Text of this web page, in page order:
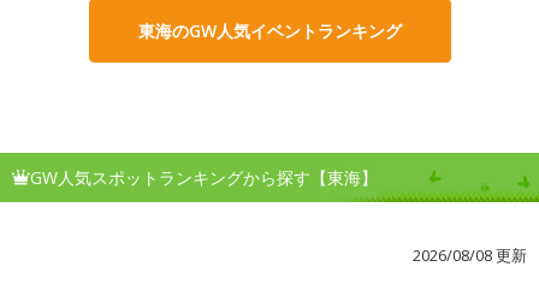
東海のGW人気イベントランキング
GW人気スポットランキングから探す【東海】
2026/08/08 更新